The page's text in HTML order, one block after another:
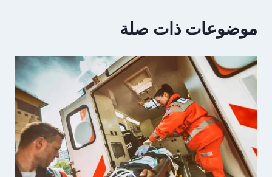
موضوعات ذات صلة